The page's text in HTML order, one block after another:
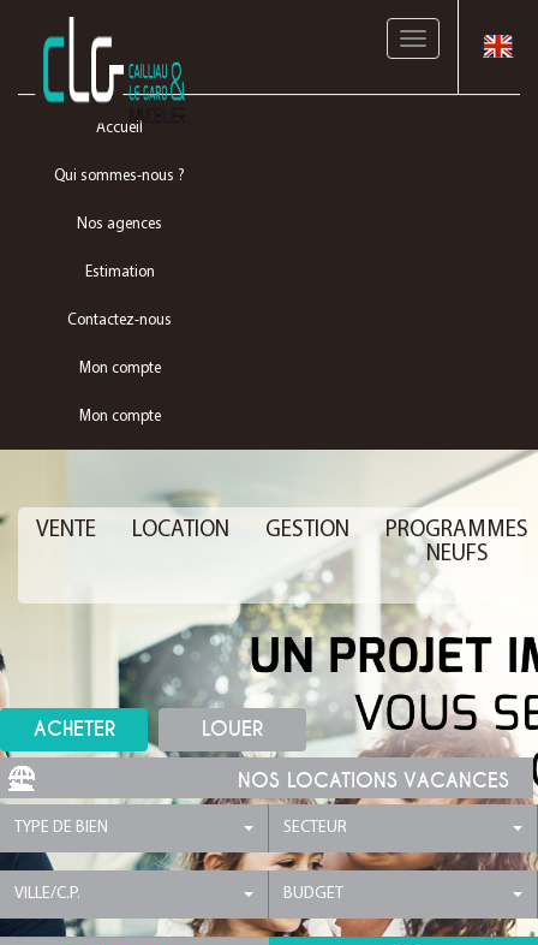
Toggle
Accueil
Qui sommes-nous ?
Nos agences
Estimation
Contactez-nous
Mon compte
Mon compte
VENTE LOCATION GESTION
PROGRAMMES
NEUFS
ACHETER LOUER
NOS LOCATIONS VACANCES
TYPE DE BIEN SECTEUR
VILLE/C.P. BUDGET